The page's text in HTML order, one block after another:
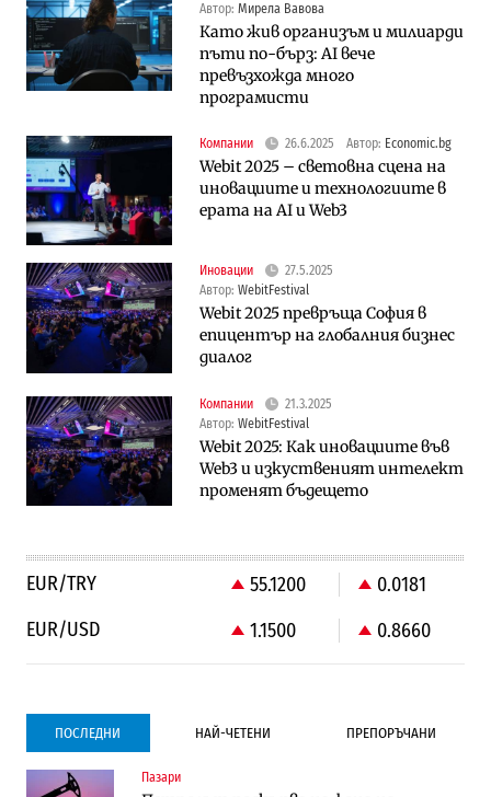
Автор: Мирела Вавова
Като жив организъм и милиарди
пъти по-бърз: AI вече
превъзхожда много
програмисти
Компании 26.6.2025 Автор: Economic.bg
Webit 2025 – световна сцена на
иновациите и технологиите в
ерата на AI и Web3
Иновации
27.5.2025
Автор: WebitFestival
Webit 2025 превръща София в
епицентър на глобалния бизнес
диалог
Компании
21.3.2025
Автор: WebitFestival
Webit 2025: Как иновациите във
Web3 и изкуственият интелект
променят бъдещето
EUR/TRY 55.1200
0.0181
EUR/USD
1.1500 0.8660
ПОСЛЕДНИ НАЙ-ЧЕТЕНИ ПРЕПОРЪЧАНИ
Пазари
Градоустройство
Градоустройство